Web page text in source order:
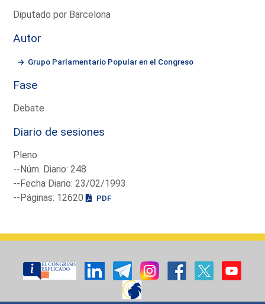
Diputado por Barcelona
Autor
Grupo Parlamentario Popular en el Congreso
Fase
Debate
Diario de sesiones
Pleno
--Núm. Diario: 248
--Fecha Diario: 23/02/1993
--Páginas: 12620
PDF